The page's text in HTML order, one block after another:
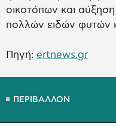
οικοτόπων και
πολλών ειδών φυτών
Πηγή: ertnews.gr
ΠΕΡΙΒΑΛΛΟΝ